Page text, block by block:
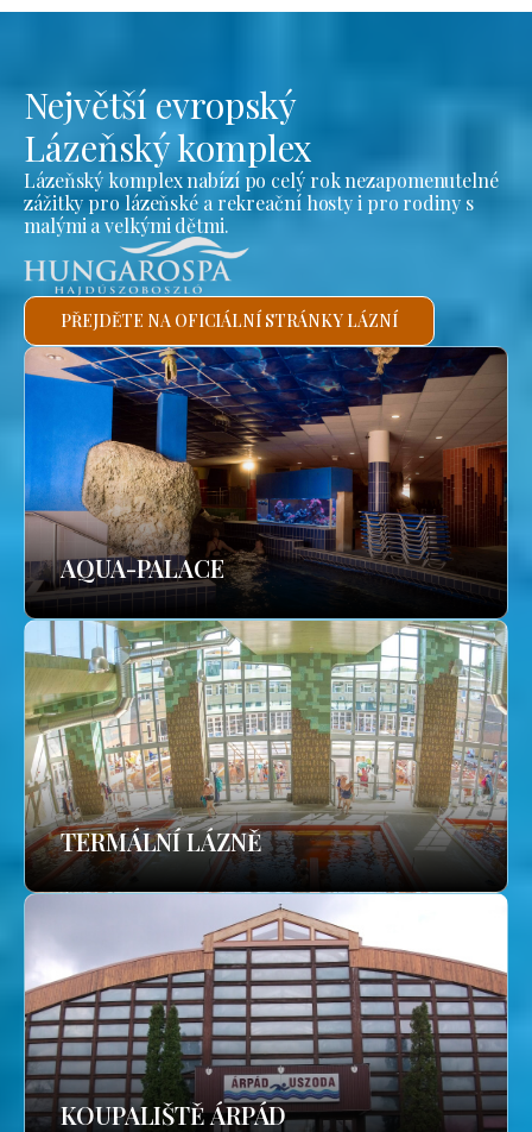
Největší evropský
Lázeňský komplex
Lázeňský komplex nabízí po celý rok nezapomenutelné
zážitky pro lázeňské a rekreační hosty i pro rodiny s
malými a velkými dětmi.
PŘEJDĚTE NA OFICIÁLNÍ STRÁNKY LÁZNÍ
AQUA-PALACE
TERMÁLNÍ LÁZNĚ
KOUPALIŠTĚ ÁRPÁD